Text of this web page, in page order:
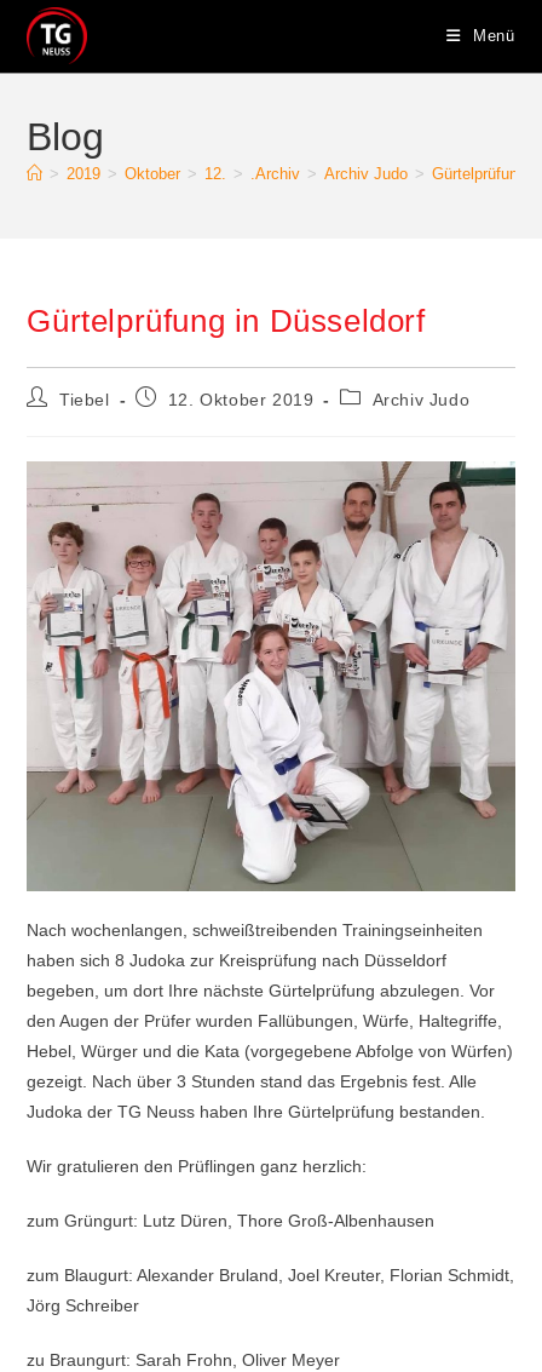
Inhalt
springen
Menü
Blog
> 2019 > Oktober > 12. > .Archiv > Archiv Judo > Gürtelprüfung
Gürtelprüfung in Düsseldorf
Beitrags-
Tiebel
Beitrag12. Oktober 2019
Beitrags-
Archiv Judo
Nach wochenlangen, schweißtreibenden Trainingseinheiten
haben sich 8 Judoka zur Kreisprüfung nach Düsseldorf
begeben, um dort Ihre nächste Gürtelprüfung abzulegen. Vor
den Augen der Prüfer wurden Fallübungen, Würfe, Haltegriffe,
Hebel, Würger und die Kata (vorgegebene Abfolge von Würfen)
gezeigt. Nach über 3 Stunden stand das Ergebnis fest. Alle
Judoka der TG Neuss haben Ihre Gürtelprüfung bestanden.
Wir gratulieren den Prüflingen ganz herzlich:
zum Grüngurt: Lutz Düren, Thore Groß-Albenhausen
zum Blaugurt: Alexander Bruland, Joel Kreuter, Florian Schmidt,
Jörg Schreiber
zu Braungurt: Sarah Frohn, Oliver Meyer